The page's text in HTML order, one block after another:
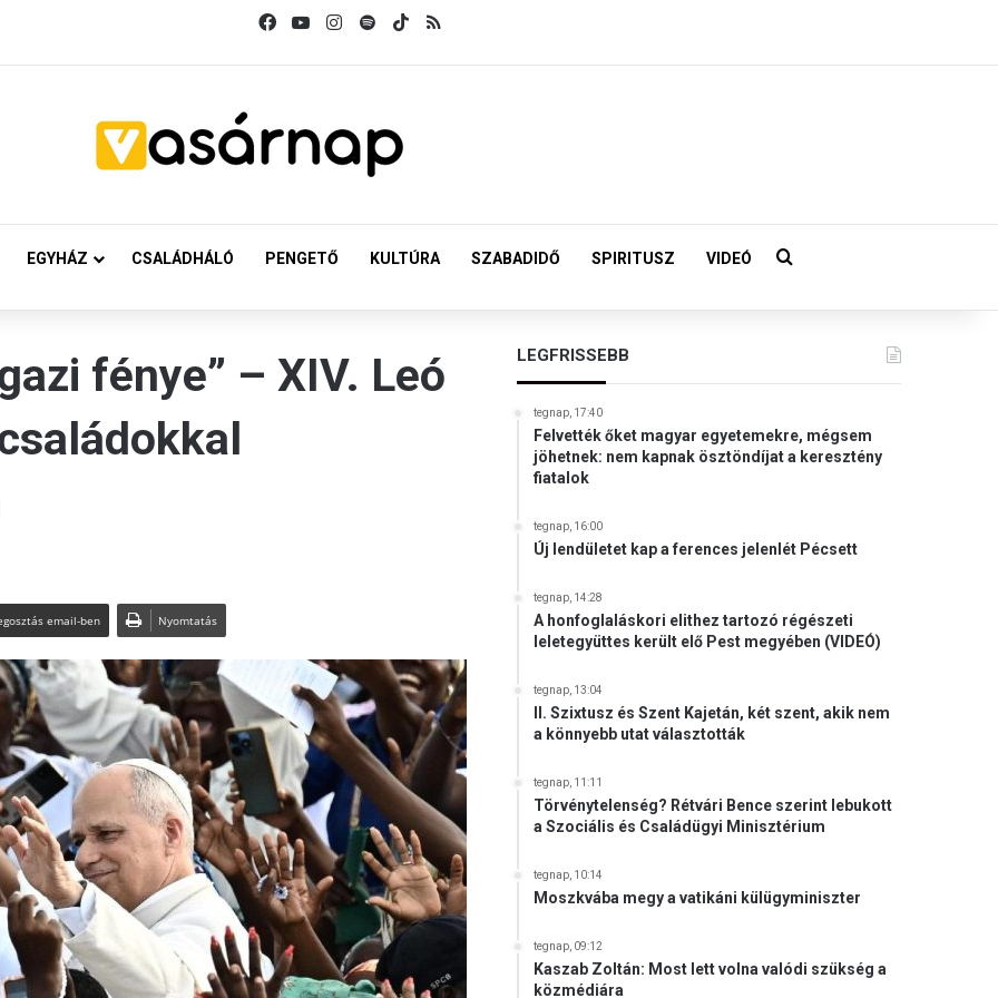
FacebookYouTubeInstagram
SpotifyTikTok
EGYHÁZ CSALÁDHÁLÓ PENGETŐ KULTÚRA SZABADIDŐ SPIRITUSZ VIDEÓ Keresés:
fénye” – XIV. Leó
email-ben Nyomtatás
LEGFRISSEBB
tegnap, 17:40
Felvették őket magyar egyetemekre, mégsem
jöhetnek: nem kapnak ösztöndíjat a keresztény
fiatalok
tegnap, 16:00
Új lendületet kap a ferences jelenlét Pécsett
tegnap, 14:28
A honfoglaláskori elithez tartozó régészeti
leletegyüttes került elő Pest megyében (VIDEÓ)
tegnap, 13:04
II. Szixtusz és Szent Kajetán, két szent, akik nem
a könnyebb utat választották
tegnap, 11:11
Törvénytelenség? Rétvári Bence szerint lebukott
a Szociális és Családügyi Minisztérium
tegnap, 10:14
Moszkvába megy a vatikáni külügyminiszter
tegnap, 09:12
Kaszab Zoltán: Most lett volna valódi szükség a
közmédiára